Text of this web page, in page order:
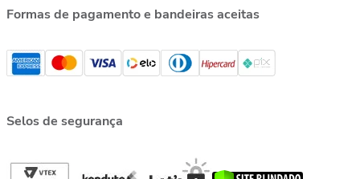
Formas de pagamento e bandeiras aceitas
Selos de segurança